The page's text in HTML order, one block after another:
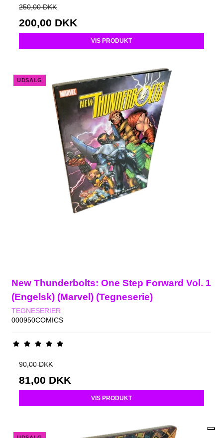
250,00 DKK
200,00 DKK
VIS PRODUKT
UDSALG
New Thunderbolts: One Step Forward Vol. 1
(Engelsk) (Marvel) (Tegneserie)
TEGNESERIER
000950COMICS
90,00 DKK
81,00 DKK
VIS PRODUKT